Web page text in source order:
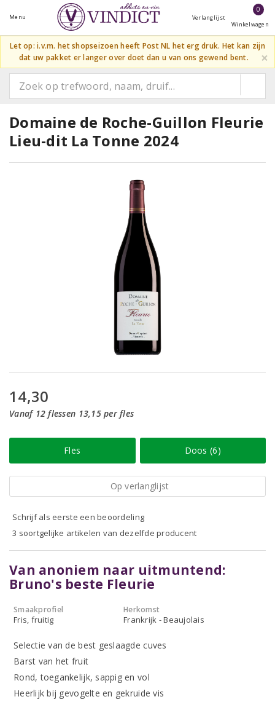
Menu Verlanglijst
0
Winkelwagen
Let op: i.v.m. het shopseizoen heeft Post NL het erg druk. Het kan zijn
dat uw pakket er langer over doet dan u van ons gewend bent.
×
Domaine de Roche-Guillon Fleurie
Lieu-dit La Tonne 2024
14,30
Vanaf 12 flessen 13,15 per fles
Fles Doos (6)
Op verlanglijst
Schrijf als eerste een beoordeling
3 soortgelijke artikelen van dezelfde producent
Van anoniem naar uitmuntend:
Bruno's beste Fleurie
Smaakprofiel
Fris, fruitig
Herkomst
Frankrijk - Beaujolais
Selectie van de best geslaagde cuves
Barst van het fruit
Rond, toegankelijk, sappig en vol
Heerlijk bij gevogelte en gekruide vis